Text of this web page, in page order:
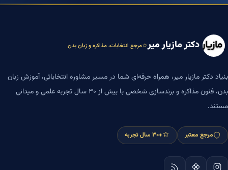
دکتر مازیار میر مرجع انتخابات، مذاکره و زبان بدن
بنیاد دکتر مازیار میر، همراه حرفه‌ای شما در مسیر مشاوره انتخاباتی، آموزش زبان
بدن، فنون مذاکره و برندسازی شخصی با بیش از ۳۰ سال تجربه علمی و میدانی
مستند.
مرجع معتبر +۳۰ سال تجربه